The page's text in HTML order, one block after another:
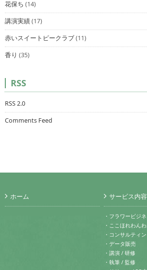
花保ち (14)
講演実績(17)
赤いスイートピークラブ(11)
香り (35)
RSS
RSS 2.0
Comments Feed
ホーム サービス内容
・フラワービジ
・ここほれわん
・コンサルティ
・データ販売
・講演 / 研修
・執筆 / 監修